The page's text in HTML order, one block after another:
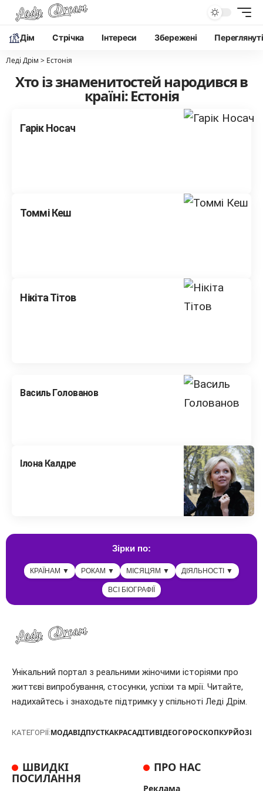
Дім Cтрічка Інтереси Збережені Переглянуті
Леді Дрім > Естонія
Хто із знаменитостей народився в
країні: Естонія
Гарік Носач
Томмі Кеш
Нікіта Тітов
Василь Голованов
Ілона Калдре
Зірки по:
КРАЇНАМ ▼ РОКАМ ▼ МІСЯЦЯМ ▼ ДІЯЛЬНОСТІ ▼
ВСІ БІОГРАФІЇ
Унікальний портал з реальними жіночими історіями про
життєві випробування, стосунки, успіхи та мрії. Читайте,
надихайтесь і знаходьте підтримку у спільноті Леді Дрім.
КАТЕГОРІЇ:МОДАВІДПУСТКАКРАСАДІТИВІДЕОГОРОСКОПКУРЙОЗИ
ШВИДКІ
ПОСИЛАННЯ
ПРО НАС
Реклама